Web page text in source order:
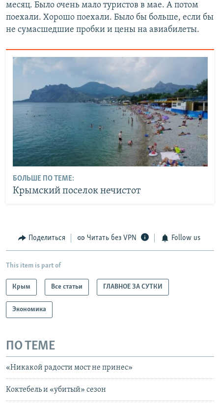
месяц. Было очень мало туристов в мае. А потом
поехали. Хорошо поехали. Было бы больше, если бы
не сумасшедшие пробки и цены на авиабилеты.
БОЛЬШЕ ПО ТЕМЕ:
Крымский поселок нечистот
Поделиться Читать без VPN Follow us
This item is part of
Крым Все статьи ГЛАВНОЕ ЗА СУТКИ
Экономика
ПО ТЕМЕ
«Никакой радости мост не принес»
Коктебель и «убитый» сезон